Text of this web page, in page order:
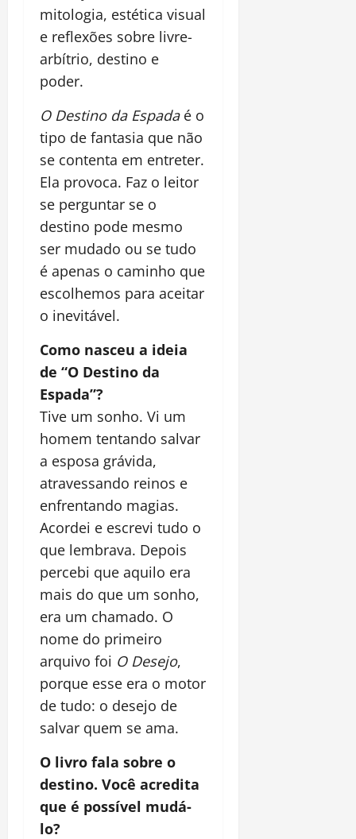
mitologia, estética visual
e reflexões sobre livre-
arbítrio, destino e
poder.
O Destino da Espadaé o
tipo de fantasia que não
se contenta em entreter.
Ela provoca. Faz o leitor
se perguntar se o
destino pode mesmo
ser mudado ou se tudo
é apenas o caminho que
escolhemos para aceitar
o inevitável.
Como nasceu a ideia
de “O Destino da
Espada”?
Tive um sonho. Vi um
homem tentando salvar
a esposa grávida,
atravessando reinos e
enfrentando magias.
Acordei e escrevi tudo o
que lembrava. Depois
percebi que aquilo era
mais do que um sonho,
era um chamado. O
nome do primeiro
arquivo foi O Desejo,
porque esse era o motor
de tudo: o desejo de
salvar quem se ama.
O livro fala sobre o
destino. Você acredita
que é possível mudá-
lo?